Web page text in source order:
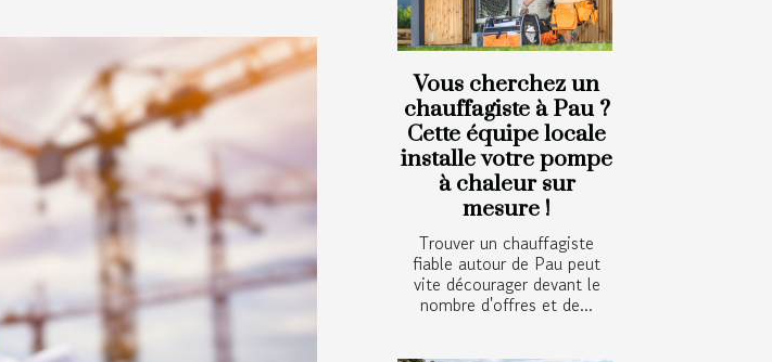
Vous cherchez un
chauffagiste à Pau ?
Cette équipe locale
installe votre pompe
à chaleur sur
mesure !
Trouver un chauffagiste
fiable autour de Pau peut
vite décourager devant le
nombre d'offres et de...